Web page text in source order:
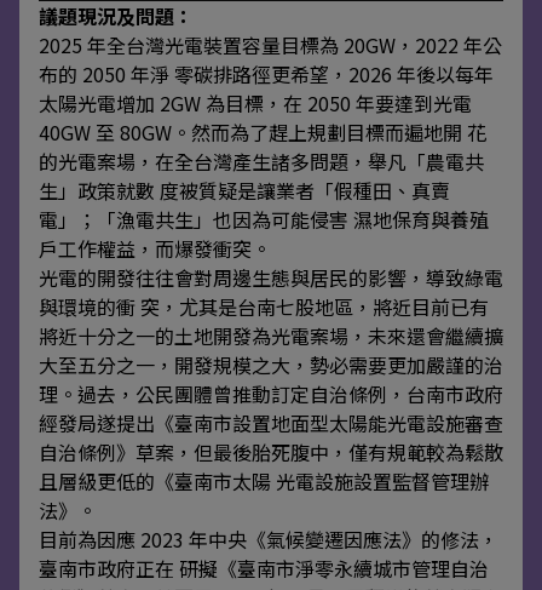
議題現況及問題：
2025 年全台灣光電裝置容量目標為 20GW，2022 年公
布的 2050 年淨 零碳排路徑更希望，2026 年後以每年
太陽光電增加 2GW 為目標，在 2050 年要達到光電
40GW 至 80GW。然而為了趕上規劃目標而遍地開 花
的光電案場，在全台灣產生諸多問題，舉凡「農電共
生」政策就數 度被質疑是讓業者「假種田、真賣
電」；「漁電共生」也因為可能侵害 濕地保育與養殖
戶工作權益，而爆發衝突。
光電的開發往往會對周邊生態與居民的影響，導致綠電
與環境的衝 突，尤其是台南七股地區，將近目前已有
將近十分之一的土地開發為光電案場，未來還會繼續擴
大至五分之一，開發規模之大，勢必需要更加嚴謹的治
理。過去，公民團體曾推動訂定自治條例，台南市政府
經發局遂提出《臺南市設置地面型太陽能光電設施審查
自治條例》草案，但最後胎死腹中，僅有規範較為鬆散
且層級更低的《臺南市太陽 光電設施設置監督管理辦
法》。
目前為因應 2023 年中央《氣候變遷因應法》的修法，
臺南市政府正在 研擬《臺南市淨零永續城市管理自治